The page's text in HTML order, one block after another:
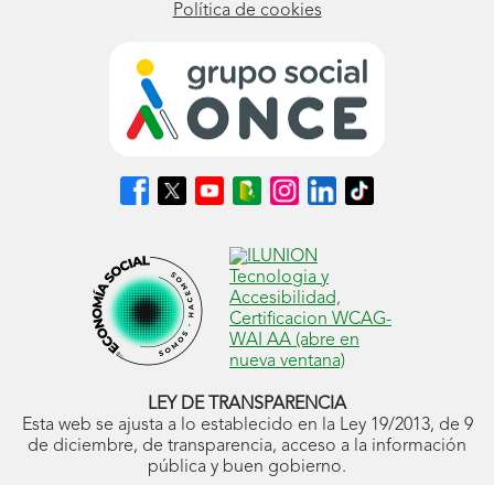
Política de cookies
Síguenos
en
abrirá
en
ventana
nueva)
Síguenos
en
abrirá
en
ventana
nueva)
Síguenos
en
abrirá
en
ventana
nueva)
Síguenos
en
Blog
ONCE
(se
abrirá
en
ventana
nueva)
Síguenos
en
(se
abrirá
en
ventana
nueva)
Síguenos
en
(se
abrirá
en
ventana
nueva)
Síguenos
en
ventana
nueva)
LEY DE TRANSPARENCIA
Esta web se ajusta a lo establecido en la Ley 19/2013, de 9
de diciembre, de transparencia, acceso a la información
pública y buen gobierno.